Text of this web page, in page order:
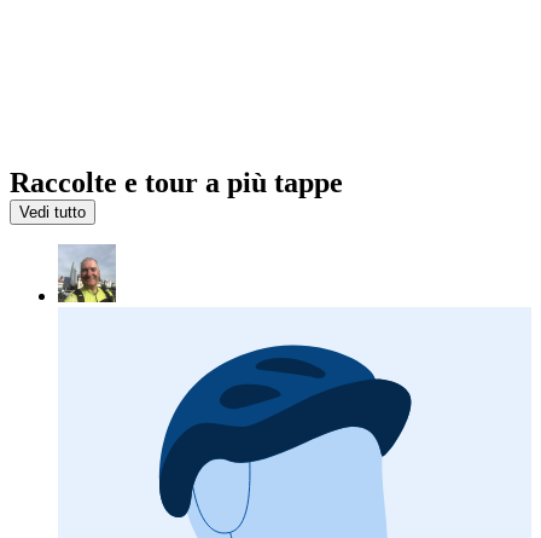
Raccolte e tour a più tappe
Vedi tutto